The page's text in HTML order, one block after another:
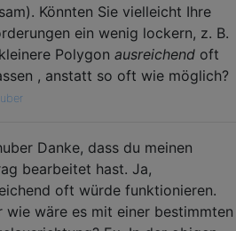
Könnten Sie vielleicht Ihre
ein wenig lockern, z. B.
Polygon ausreichend oft
, anstatt so oft wie möglich?
Danke, dass du meinen
bearbeitet hast. Ja,
oft würde funktionieren.
wie wäre es mit einer bestimmten